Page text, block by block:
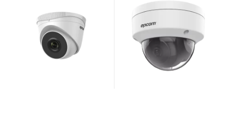
Videoanaliticos (Filtro de
Falsas Alarmas) / Ultra Baja
Iluminación / Entrada y
Salida de Audio y Alarma